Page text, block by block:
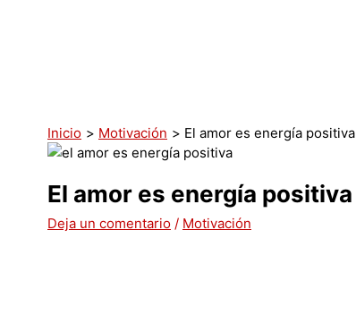
Inicio Motivación El amor es energía positiva
El amor es energía positiva
Deja un comentario / Motivación